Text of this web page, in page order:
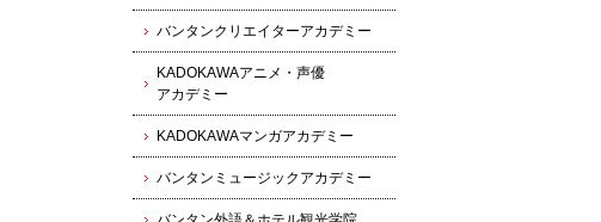
バンタンクリエイターアカデミー
KADOKAWAアニメ・声優
アカデミー
KADOKAWAマンガアカデミー
バンタンミュージックアカデミー